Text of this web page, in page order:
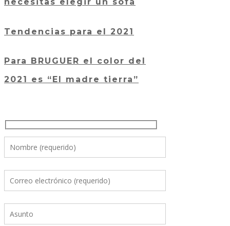
necesitas elegir un sofá
Tendencias para el 2021
Para BRUGUER el color del
2021 es “El madre tierra”